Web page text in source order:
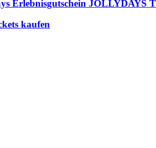
Erlebnisgutschein JOLLYDAYS
kaufen